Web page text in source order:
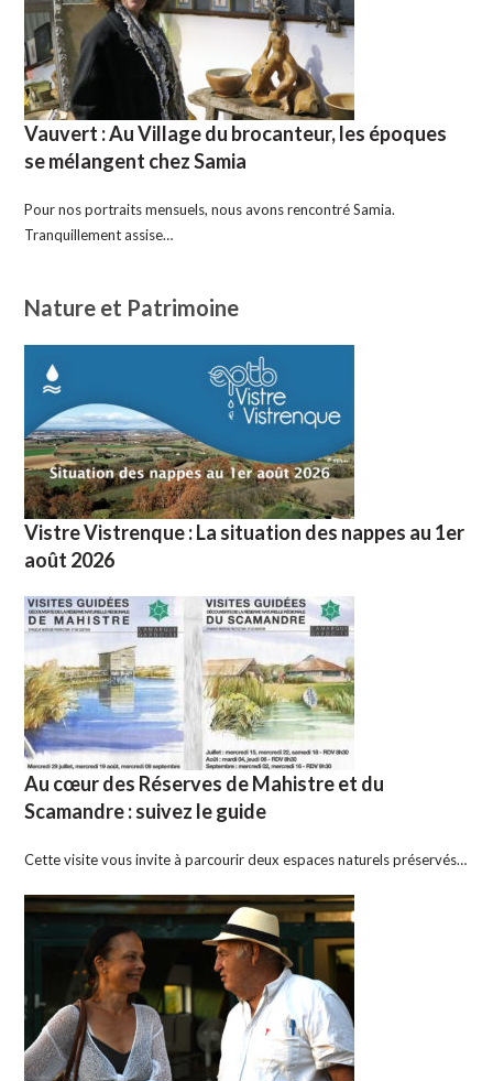
Vauvert : Au Village du brocanteur, les époques
se mélangent chez Samia
Pour nos portraits mensuels, nous avons rencontré Samia.
Tranquillement assise…
Nature et Patrimoine
Vistre Vistrenque : La situation des nappes au 1er
août 2026
Au cœur des Réserves de Mahistre et du
Scamandre : suivez le guide
Cette visite vous invite à parcourir deux espaces naturels préservés…